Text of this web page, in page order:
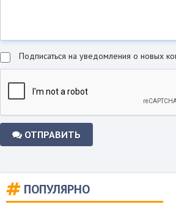
ПОПУЛЯРНО
Подписаться на уведомления о новых
ОТПРАВИТЬ